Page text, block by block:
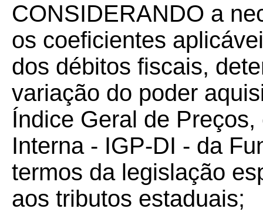
CONSIDERANDO a
os coeficientes
dos débitos fiscais,
variação do poder
Índice Geral de
Interna - IGP-DI - da
termos da legislação
aos tributos estaduais;